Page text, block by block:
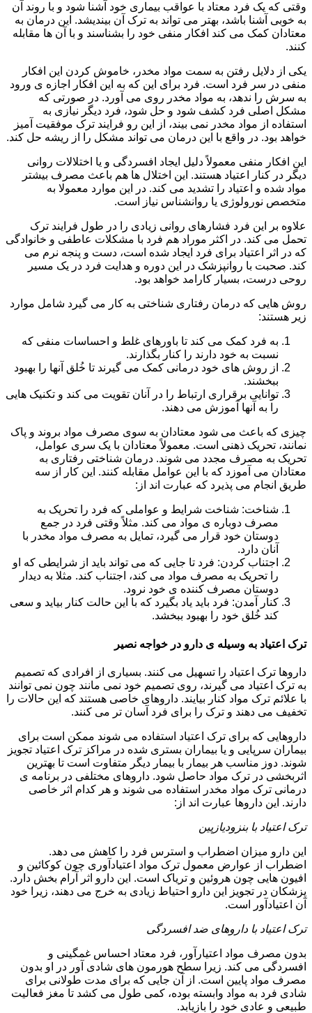
وقتی که یک فرد معتاد با عواقب بیماری خود آشنا شود و با روند آن
به خوبی آشنا باشد، بهتر می تواند به ترک آن بیندیشد. این درمان به
معتادان کمک می کند افکار منفی خود را بشناسند و با آن ها مقابله
کنند.
یکی از دلایل رفتن به سمت مواد مخدر، خاموش کردن این افکار
منفی در سر فرد است. فرد برای این که به این افکار اجازه ی ورود
به سرش را ندهد، به مواد مخدر روی می آورد. در صورتی که
مشکل اصلی فرد کشف شود و حل شود، فرد دیگر نیازی به
استفاده از مواد مخدر نمی بیند، از این رو فرایند ترک موفقیت آمیز
خواهد بود. در واقع با این درمان می تواند مشکل را از ریشه حل کند.
این افکار منفی معمولاً دلیل ایجاد افسردگی و یا اختلالات روانی
دیگر در کنار اعتیاد هستند. این اختلال ها هم باعث مصرف بیشتر
مواد شده و اعتیاد را تشدید می کند. در این موارد معمولا به
متخصص نورولوژی یا روانشناس نیاز است.
علاوه بر این فرد فشارهای روانی زیادی را در طول فرایند ترک
تحمل می کند. در اکثر موراد هم فرد با مشکلات عاطفی و خانوادگی
که در اثر اعتیاد برای فرد ایجاد شده است، دست و پنجه نرم می
کند. صحبت با روانپزشک در این دوره و هدایت فرد در یک مسیر
روحی درست، بسیار کارامد خواهد بود.
روش هایی که درمان رفتاری شناختی به کار می گیرد شامل موارد
زیر هستند:
به فرد کمک می کند تا باورهای غلط و احساسات منفی که
نسبت به خود دارند را کنار بگذارند.
از روش های خود درمانی کمک می گیرند تا خُلق آنها را بهبود
ببخشند.
توانایی برقراری ارتباط را در آنان تقویت می کند و تکنیک هایی
را به آنها آموزش می دهند.
چیزی که باعث می شود معتادان به سوی مصرف مواد بروند و پاک
نمانند، تحریک ذهنی است. معمولاً معتادان با یک سری عوامل،
تحریک به مصرف مجدد می شوند. درمان شناختی رفتاری به
معتادان می آموزد که با این عوامل مقابله کنند. این کار از سه
طریق انجام می پذیرد که عبارت اند از:
شناخت: شناخت شرایط و عواملی که فرد را تحریک به
مصرف دوباره ی مواد می کند. مثلاً وقتی فرد در جمع
دوستان خود قرار می گیرد، تمایل به مصرف مواد مخدر با
آنان دارد.
اجتناب کردن: فرد تا جایی که می تواند باید از شرایطی که او
را تحریک به مصرف مواد می کند، اجتناب کند. مثلا به دیدار
دوستان مصرف کننده ی خود نرود.
کنار آمدن: فرد باید یاد بگیرد که با این حالت کنار بیاید و سعی
کند خُلق خود را بهبود ببخشد.
ترک اعتیاد به وسیله ی دارو در خواجه نصیر
داروها ترک اعتیاد را تسهیل می کنند. بسیاری از افرادی که تصمیم
به ترک اعتیاد می گیرند، روی تصمیم خود نمی مانند چون نمی توانند
با علائم ترک مواد کنار بیایند. داروهای خاصی هستند که این حالات را
تخفیف می دهند و ترک را برای فرد آسان تر می کنند.
داروهایی که برای ترک اعتیاد استفاده می شوند ممکن است برای
بیماران سرپایی و یا بیماران بستری شده در مراکز ترک اعتیاد تجویز
شوند. دوز مناسب هر بیمار با بیمار دیگر متفاوت است تا بهترین
اثربخشی در ترک مواد حاصل شود. داروهای مختلفی در برنامه ی
درمانی ترک مواد مخدر استفاده می شوند و هر کدام اثر خاصی
دارند. این داروها عبارت اند از:
ترک اعتیاد با بنزودیازپین
این دارو میزان اضطراب و استرس فرد را کاهش می دهد.
اضطراب از عوارض معمول ترک مواد اعتیادآوری چون کوکائین و
افیون هایی چون هروئین و تریاک است. این دارو اثر آرام بخش دارد.
پزشکان در تجویز این دارو احتیاط زیادی به خرج می دهند، زیرا خود
آن اعتیادآور است.
ترک اعتیاد با داروهای ضد افسردگی
بدون مصرف مواد اعتیارآور، فرد معتاد احساس غمگینی و
افسردگی می کند. زیرا سطح هورمون های شادی آور در او بدون
مصرف مواد پایین است. از آن جایی که برای مدت طولانی برای
شادی فرد به مواد وابسته بوده، کمی طول می کشد تا مغز فعالیت
طبیعی و عادی خود را بازیابد.